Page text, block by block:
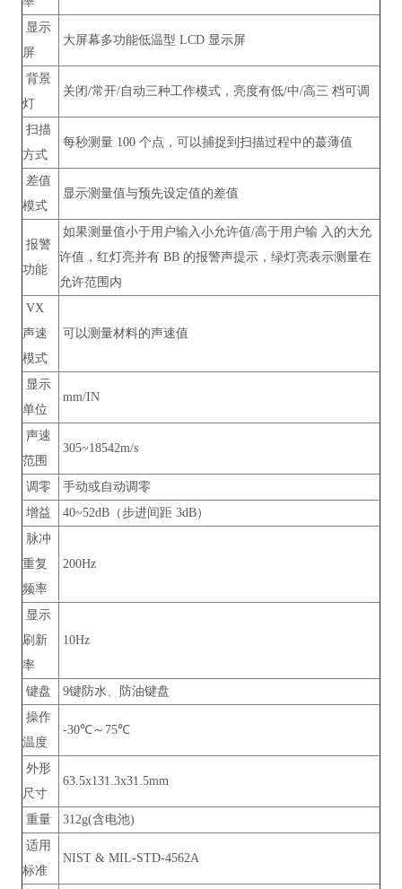
显示
屏
大屏幕多功能低温型 LCD 显示屏
背景
灯
关闭/常开/自动三种工作模式，亮度有低/中/高三 档可调
扫描
方式
每秒测量 100 个点，可以捕捉到扫描过程中的蕞薄值
差值
模式
显示测量值与预先设定值的差值
报警
功能
如果测量值小于用户输入小允许值/高于用户输 入的大允
许值，红灯亮并有 BB 的报警声提示，绿灯亮表示测量在
允许范围内
VX
声速
模式
可以测量材料的声速值
显示
单位
mm/IN
声速
范围
305~18542m/s
调零
手动或自动调零
增益
40~52dB（步进间距 3dB）
脉冲
重复
频率
200Hz
显示
刷新
率
10Hz
键盘
9键防水、防油键盘
操作
温度
-30℃～75℃
外形
尺寸
63.5x131.3x31.5mm
重量
312g(含电池)
适用
标准
NIST & MIL-STD-4562A